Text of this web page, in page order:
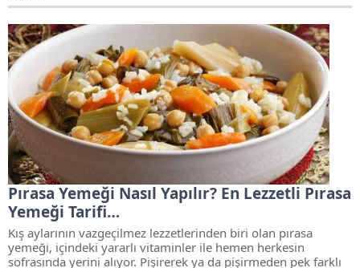
Pırasa Yemeği Nasıl Yapılır? En Lezzetli Pırasa
Yemeği Tarifi…
Kış aylarının vazgeçilmez lezzetlerinden biri olan pırasa
yemeği, içindeki yararlı vitaminler ile hemen herkesin
sofrasında yerini alıyor. Pişirerek ya da pişirmeden pek farklı